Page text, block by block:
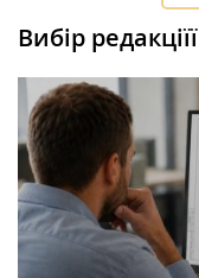
Вибір редакціїї